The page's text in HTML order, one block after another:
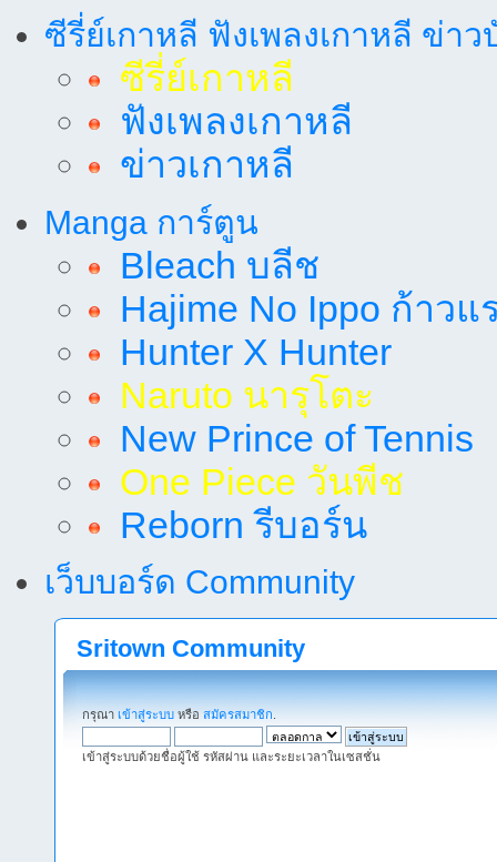
ซีรี่ย์เกาหลี ฟังเพลงเกาหลี ข่าว
ซีรี่ย์เกาหลี
ฟังเพลงเกาหลี
ข่าวเกาหลี
Manga การ์ตูน
Bleach บลีช
Hajime No Ippo ก้าวแ
Hunter X Hunter
Naruto นารุโตะ
New Prince of Tennis
One Piece วันพีช
Reborn รีบอร์น
เว็บบอร์ด Community
Sritown Community
กรุณา เข้าสู่ระบบ หรือ สมัครสมาชิก
เข้าสู่ระบบด้วยชื่อผู้ใช้ รหัสผ่าน และระยะเวลาในเซสชั่น